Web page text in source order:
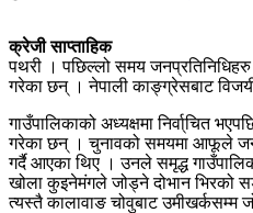
क्रेजी साप्ताहिक
पथरी । पछिल्लो समय जनप्रतिनिधिहरु
गरेका छन् । नेपाली काङ्ग्रेसबाट विजयी
गाउँपालिकाको अध्यक्षमा निर्वा्चित
गरेका छन् । चुनावको समयमा आफूले
गर्दै आएका थिए । उनले समृद्ध
खोला कुइनेमंगले जोड्ने दोभान भिरको
त्यस्तै कालावाङ चोवुबाट